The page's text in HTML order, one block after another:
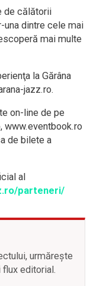
de călătorii
dintre cele mai
mai multe
la Gărâna
jazz.ro.
on-line de pe
www.eventbook.ro
de bilete a
al
parteneri/
urmărește
editorial.